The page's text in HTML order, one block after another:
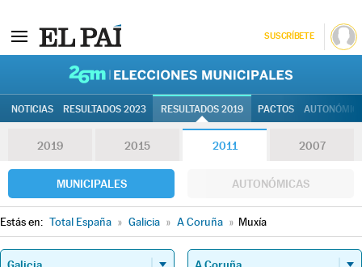
SUSCRÍBETE
NOTICIAS RESULTADOS 2023 RESULTADOS 2019 PACTOS
2019 2015 2011 2007
MUNICIPALES AUTONÓMICAS
Estás en: Total España » Galicia » A Coruña » Muxía